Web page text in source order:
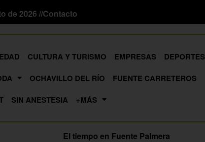
de 2026 //Contacto
CULTURA Y TURISMO EMPRESAS
DEPORTES
OCHAVILLO DEL RÍO
FUENTE CARRETEROS
SIN ANESTESIA +MÁS
El tiempo en Fuente Palmera